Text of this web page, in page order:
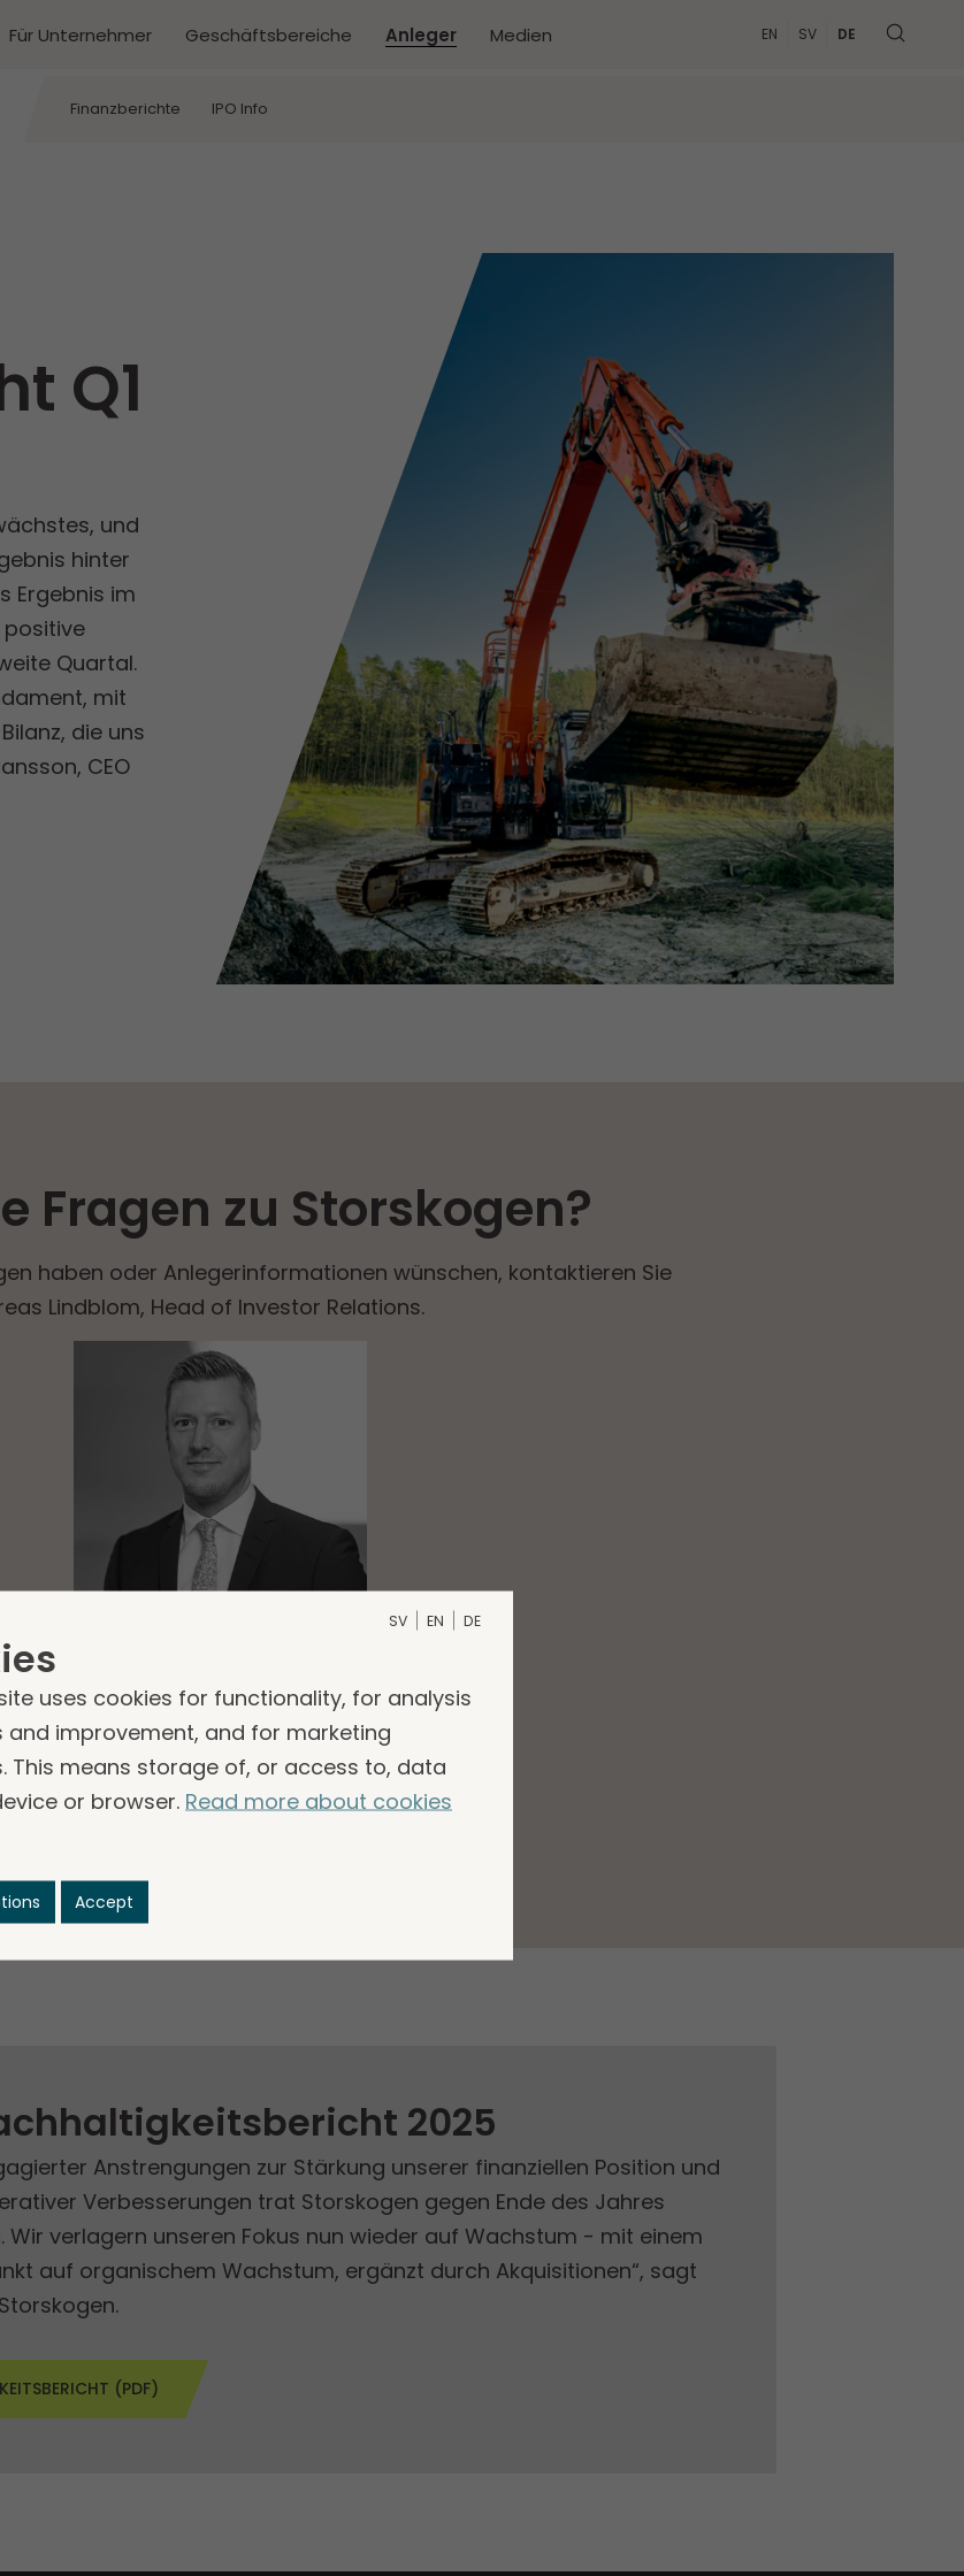
Für Unternehmer Geschäftsbereiche Anleger Medien
Finanzberichte IPO Info
EN SV DE
Q1
und
hinter
Ergebnis im
Quartal.
mit
die uns
CEO
Fragen zu Storskogen?
haben oder Anlegerinformationen wünschen, kontaktieren Sie
Lindblom, Head of Investor Relations.
Andreas Lindblom
Head of Investor Relations
E:ir@storskogen.com
2025
Anstrengungen zur Stärkung unserer finanziellen Position und
Verbesserungen trat Storskogen gegen Ende des Jahres
Wir verlagern unseren Fokus nun wieder auf Wachstum - mit einem
auf organischem Wachstum, ergänzt durch Akquisitionen“, sagt
(PDF)
SV EN DE
uses cookies for functionality, for analysis
and improvement, and for marketing
This means storage of, or access to, data
or browser. Read more about cookies
Accept